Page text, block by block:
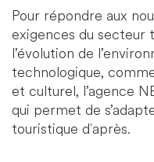
Pour répondre aux
exigences du secteur
l’évolution de
technologique,
et culturel, l’agence
qui permet de
touristique d'après.